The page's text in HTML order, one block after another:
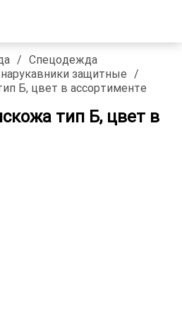
/ Спецодежда
защитные /
Б, цвет в ассортименте
тип Б, цвет в